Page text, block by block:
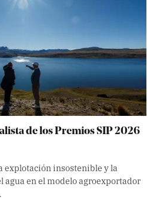
de los Premios SIP 2026
explotación insostenible y la
en el modelo agroexportador